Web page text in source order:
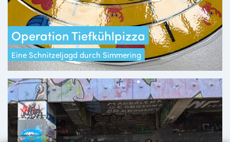
Operation Tiefkühlpizza
Eine Schnitzeljagd durch Simmering